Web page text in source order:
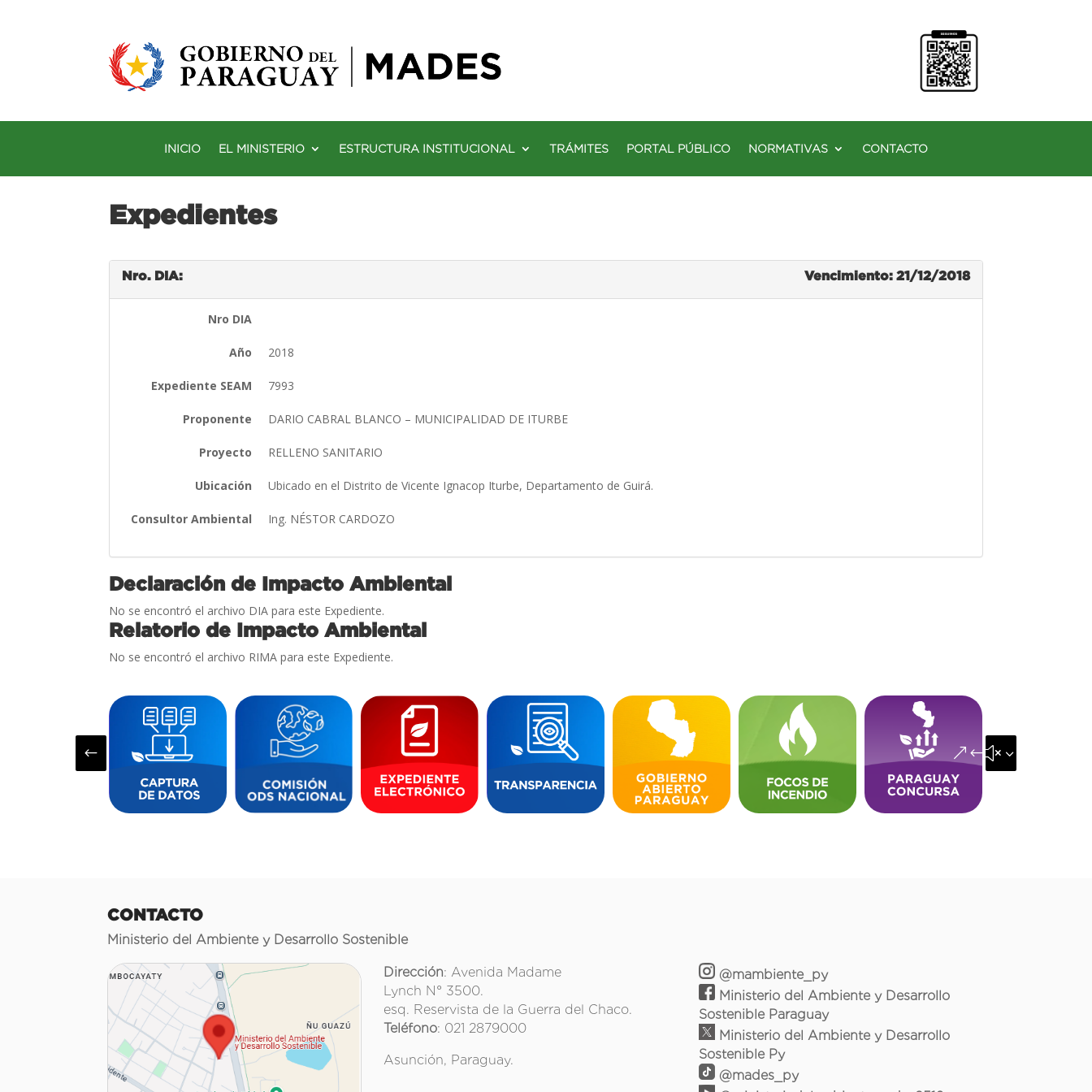
INICIO EL MINISTERIO ESTRUCTURA INSTITUCIONAL TRÁMITES PORTAL PÚBLICO NORMATIVAS CONTACTO
Expedientes
Nro. DIA: Vencimiento: 21/12/2018
Nro DIA
Año 2018
Expediente SEAM 7993
Proponente DARIO CABRAL BLANCO – MUNICIPALIDAD DE ITURBE
Proyecto RELLENO SANITARIO
Ubicación Ubicado en el Distrito de Vicente Ignacop Iturbe, Departamento de Guirá.
Consultor Ambiental Ing. NÉSTOR CARDOZO
Declaración de Impacto Ambiental
No se encontró el archivo DIA para este Expediente.
Relatorio de Impacto Ambiental
No se encontró el archivo RIMA para este Expediente.
# &#x35;
CONTACTO
Ministerio del Ambiente y Desarrollo Sostenible
Dirección: Avenida Madame
Lynch N° 3500.
esq. Reservista de la Guerra del Chaco.
Teléfono: 021 2879000
Asunción, Paraguay.
@mambiente_py
Ministerio del Ambiente y Desarrollo
Sostenible Paraguay
Ministerio del Ambiente y Desarrollo
Sostenible Py
@mades_py